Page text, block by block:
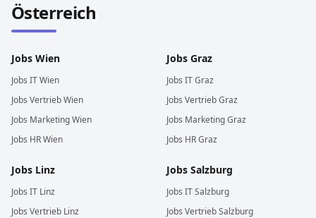
Österreich
Jobs Wien
Jobs ITWien
Jobs VertriebWien
Jobs MarketingWien
Jobs HRWien
Jobs Graz
Jobs ITGraz
Jobs VertriebGraz
Jobs MarketingGraz
Jobs HRGraz
Jobs Linz
Jobs IT Linz
Jobs Vertrieb Linz
Jobs Salzburg
Jobs ITSalzburg
Jobs VertriebSalzburg